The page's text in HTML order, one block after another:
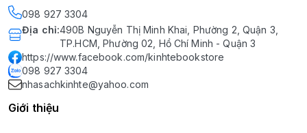
098 927 3304
Địa chỉ:490B Nguyễn Thị Minh Khai, Phường 2, Quận 3,
TP.HCM, Phường 02, Hồ Chí Minh - Quận 3
https://www.facebook.com/kinhtebookstore
098 927 3304
nhasachkinhte@yahoo.com
Giới thiệu